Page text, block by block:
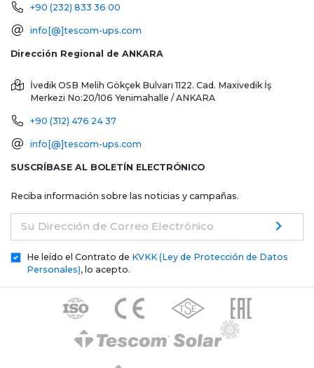
+90 (232) 833 36 00
info[@]tescom-ups.com
Dirección Regional de ANKARA
İvedik OSB Melih Gökçek Bulvarı 1122. Cad. Maxivedik İş
Merkezi No:20/106 Yenimahalle / ANKARA
+90 (312) 476 24 37
info[@]tescom-ups.com
SUSCRÍBASE AL BOLETÍN ELECTRÓNICO
Reciba información sobre las noticias y campañas.
Su Dirección de Correo Electrónico
He leído el Contrato de KVKK (Ley de Protección de Datos
Personales), lo acepto.